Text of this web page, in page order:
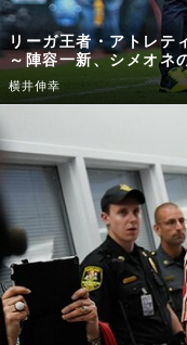
リーガ王者・アトレテ
～陣容一新、シメオネ
横井伸幸